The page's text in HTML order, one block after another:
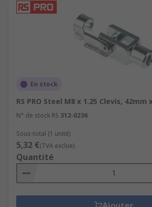
En stock
RS PRO Steel M8 x 1.25 Clevis, 42mm
N° de stock RS 312-0236
Sous-total (1 unité)
5,32 €(TVA exclue)
Quantité